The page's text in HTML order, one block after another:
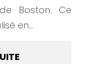
Boston. Ce
en...